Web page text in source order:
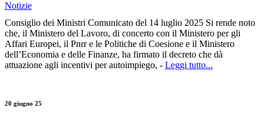
Notizie
Consiglio dei Ministri Comunicato del 14 luglio 2025 Si rende noto
che, il Ministero del Lavoro, di concerto con il Ministero per gli
Affari Europei, il Pnrr e le Politiche di Coesione e il Ministero
dell’Economia e delle Finanze, ha firmato il decreto che dà
attuazione agli incentivi per autoimpiego, - Leggi tutto...
20 giugno 25